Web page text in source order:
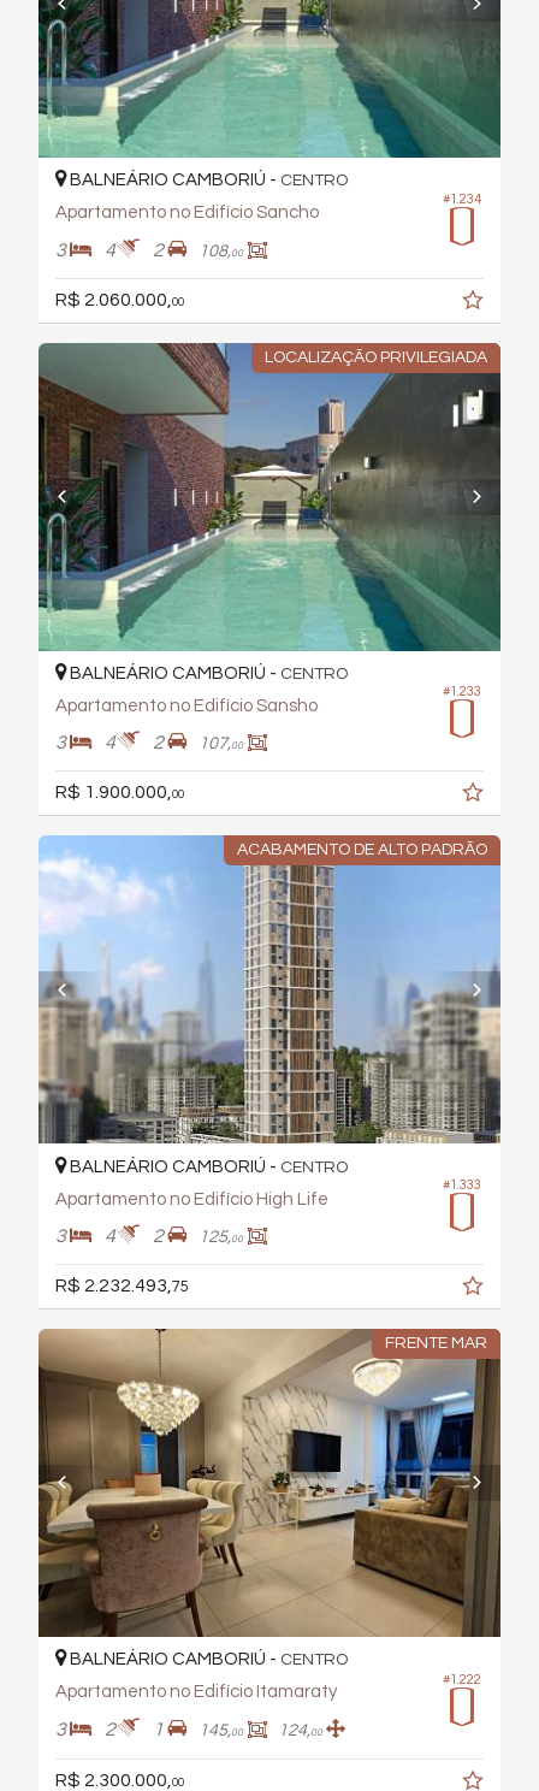
#1.234
BALNEÁRIO CAMBORIÚ - CENTRO
Apartamento no Edifício Sancho
3 4 2 108,00
R$ 2.060.000, 00
LOCALIZAÇÃO PRIVILEGIADA
#1.233
BALNEÁRIO CAMBORIÚ - CENTRO
Apartamento no Edifício Sansho
3 4 2 107,00
R$ 1.900.000, 00
ACABAMENTO DE ALTO PADRÃO
#1.333
BALNEÁRIO CAMBORIÚ - CENTRO
Apartamento no Edifício High Life
3 4 2 125,00
R$ 2.232.493, 75
FRENTE MAR
#1.222
BALNEÁRIO CAMBORIÚ - CENTRO
Apartamento no Edifício Itamaraty
3 2 1 145,00 124,00
R$ 2.300.000,00